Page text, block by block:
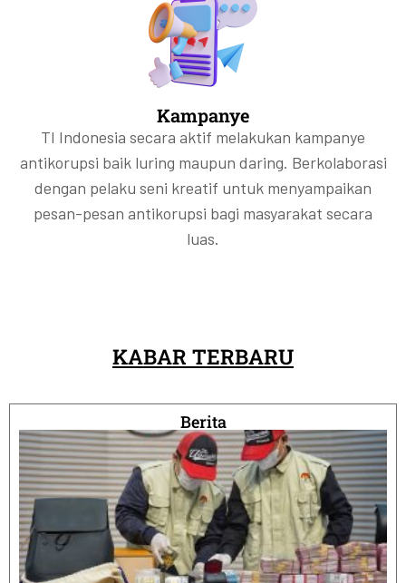
Kampanye
TI Indonesia secara aktif melakukan kampanye
antikorupsi baik luring maupun daring. Berkolaborasi
dengan pelaku seni kreatif untuk menyampaikan
pesan-pesan antikorupsi bagi masyarakat secara
luas.
KABAR TERBARU
Berita